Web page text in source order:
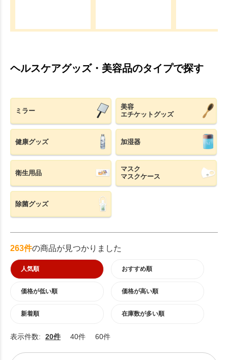
ヘルスケアグッズ・美容品のタイプで探す
ミラー
美容
エチケットグッズ
健康グッズ 加湿器
衛生用品
マスク
マスクケース
除菌グッズ
263件の商品が見つかりました
人気順 おすすめ順
価格が低い順 価格が高い順
新着順 在庫数が多い順
表示件数: 20件 40件 60件